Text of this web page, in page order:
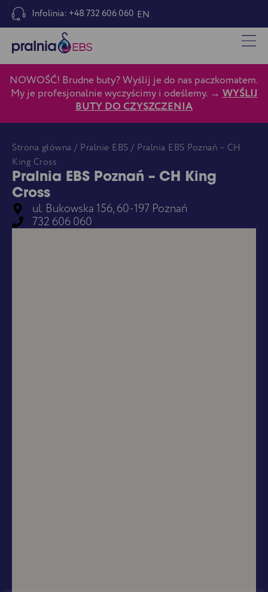
Infolinia: +48 732 606 060 EN
NOWOŚĆ! Brudne buty? Wyślij je do nas paczkomatem.
My je profesjonalnie wyczyścimy i odeślemy. →WYŚLIJ
BUTY DO CZYSZCZENIA
Strona główna / Pralnie EBS / Pralnia EBS Poznań – CH
King Cross
Pralnia EBS Poznań – CH King
Cross
ul. Bukowska 156, 60-197 Poznań
732 606 060